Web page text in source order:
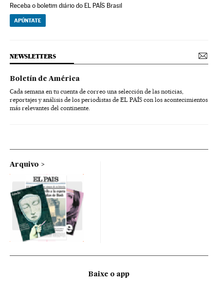
Receba o boletim diário do EL PAÍS Brasil
APÚNTATE
NEWSLETTERS
Boletín de América
Cada semana en tu cuenta de correo una selección de las noticias,
reportajes y análisis de los periodistas de EL PAÍS con los acontecimientos
más relevantes del continente.
Arquivo
Baixe o app